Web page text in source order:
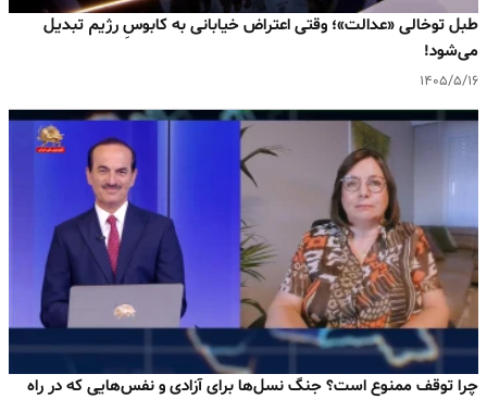
طبل توخالی «عدالت»؛ وقتی اعتراض خیابانی به کابوسِ رژیم تبدیل
می‌شود!
۱۴۰۵/۵/۱۶
چرا توقف ممنوع است؟ جنگ نسل‌ها برای آزادی و نفس‌هایی که در راه